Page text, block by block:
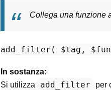
Collega una funzione
add_filter( $tag ,
In sostanza:
Si utilizza
add_filter per